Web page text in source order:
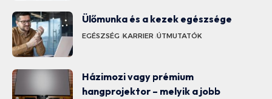
Ülőmunka és a kezek egészsége
EGÉSZSÉG KARRIER ÚTMUTATÓK
Házimozi vagy prémium
hangprojektor – melyik a jobb